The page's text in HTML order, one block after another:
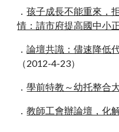
．孩子成長不能重來，
情：請市府提高國中小
．論壇共識：儘速降低
（2012-4-23）
．學前特教～幼托整合
．教師工會辦論壇，化